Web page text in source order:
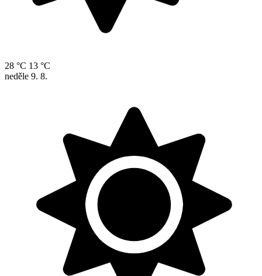
28 °C 13 °C
neděle 9. 8.